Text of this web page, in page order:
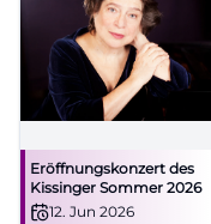
Eröffnungskonzert des
Kissinger Sommer 2026
12. Jun 2026